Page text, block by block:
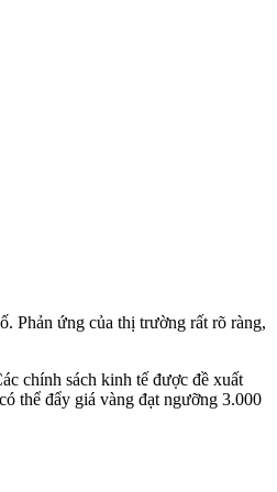
Phản ứng của thị trường rất rõ ràng,
chính sách kinh tế được đề xuất
thể đẩy giá vàng đạt ngưỡng 3.000